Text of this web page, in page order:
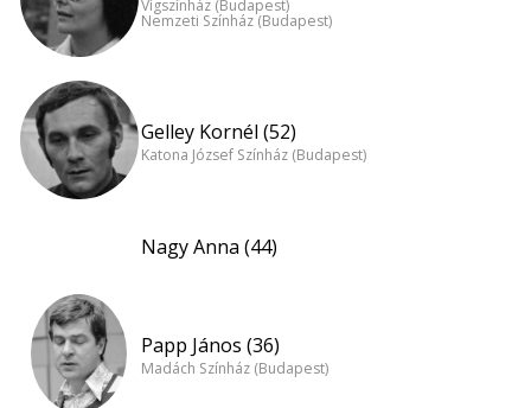
Vígszínház (Budapest)
Nemzeti Színház (Budapest)
Gelley Kornél (52)
Katona József Színház (Budapest)
Nagy Anna (44)
Papp János (36)
Madách Színház (Budapest)